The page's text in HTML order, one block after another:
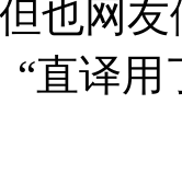
也网
“直译